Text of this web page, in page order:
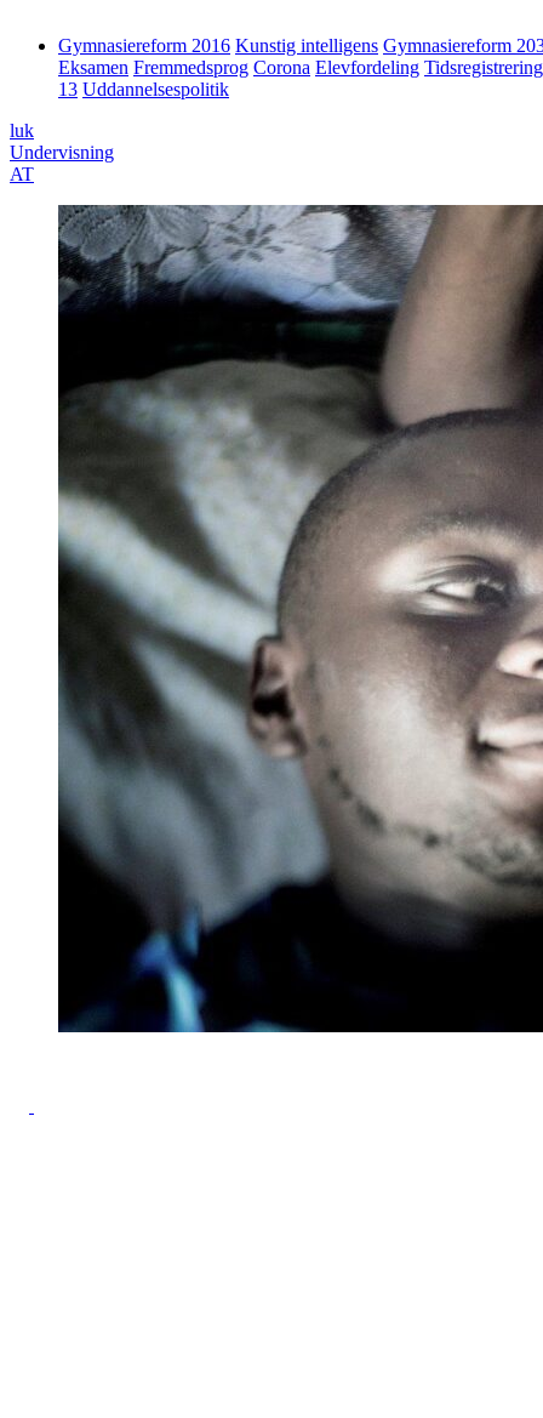
Gymnasiereform 2016 Kunstig intelligens Gymnasiereform
Eksamen Fremmedsprog Corona Elevfordeling Tidsregistrering
13 Uddannelsespolitik
luk
Undervisning
AT